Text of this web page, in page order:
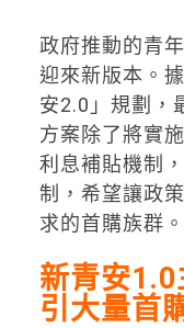
政府推動的青
迎來新版本。
安2.0」規劃，
方案除了將實
利息補貼機制
制，希望讓政
求的首購族群。
新青安
引大量首